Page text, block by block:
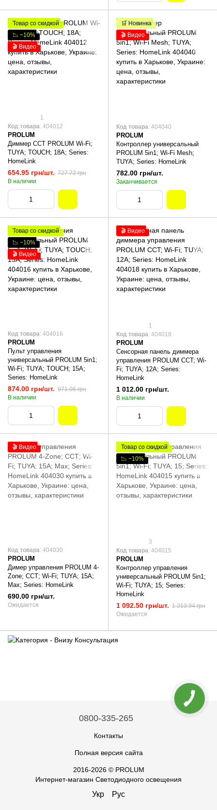
Товар со скидкой
📉 −10%
🎬 Видео
1
Код товара: 404012
PROLUM
Диммер CCT PROLUM Wi-Fi;
TUYA; TOUCH; 18A; Series:
HomeLink
654.95 грн/шт. 727.72 грн
В наличии
🛒 Новинка
🎬 Видео
Код товара: 404040
PROLUM
Контроллер универсальный
PROLUM 5in1; Wi-Fi Mesh;
TUYA; Series: HomeLink
782.00 грн/шт.
Заканчивается
Товар со скидкой
📉 −10%
🎬 Видео
Код товара: 404016
PROLUM
Пульт управления
универсальный PROLUM 5in1;
Wi-Fi; TUYA; TOUCH; 15A;
Series: HomeLink
874.00 грн/шт. 971.06 грн
В наличии
🎬 Видео
1
Код товара: 404018
PROLUM
Сенсорная панель диммера
управления PROLUM CCT; Wi-
Fi; TUYA; 12A; Series:
HomeLink
1 012.00 грн/шт.
В наличии
🎬 Видео
Код товара: 404030
PROLUM
Димер управления PROLUM 4-
Zone; ССТ; Wi-Fi; TUYA; 15A;
Max; Series: HomeLink
690.00 грн/шт.
Ожидается
Товар со скидкой
📉 −10%
3
Код товара: 404015
PROLUM
Контроллер управления
универсальный PROLUM 5in1;
Wi-Fi; TUYA; 15; Series:
HomeLink
1 092.50 грн/шт. 1 213.94 грн
Ожидается
0800-335-265
Контакты
Полная версия сайта
2016-2026 © PROLUM
Интернет-магазин Светодиодного освещения
Укр Рус